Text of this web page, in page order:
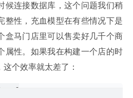
候连接数据库，这个问题我们稍
整性，充血模型在有些情况下是
盒马门店里可以售卖好几千个商
属性。如果我在构建一个店的时
个效率就太差了：